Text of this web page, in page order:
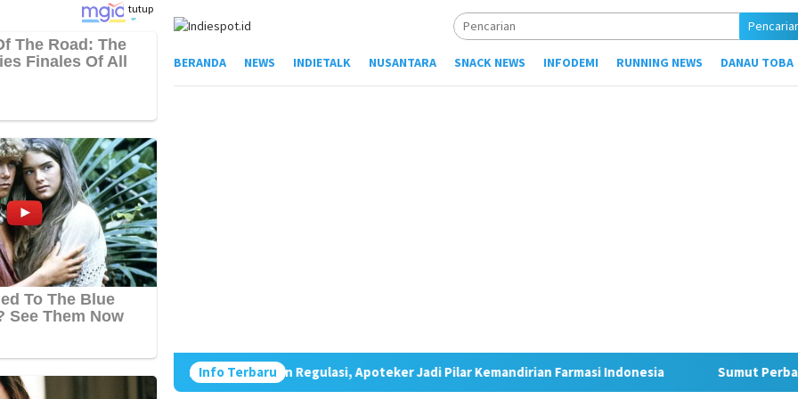
konten
tutup
BERANDA NEWS INDIETALK NUSANTARA SNACK NEWS INFODEMI RUNNING NEWS DANAU TOBA
Info Terbaru
Janji Gandeng IAI Susun Regulasi, Apoteker Jadi Pilar Kemandirian Farmasi Indonesia Sumut Perbanyak Distribusi